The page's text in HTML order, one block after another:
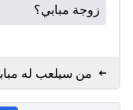
زوجة مبابي؟
من سيلعب له
عام 2025؟